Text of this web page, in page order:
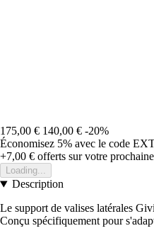
175,00 € 140,00 € -20%
Économisez 5% avec le code
+7,00 € offerts sur votre
Loading...
Description
Le support de valises latérales
Conçu spécifiquement pour